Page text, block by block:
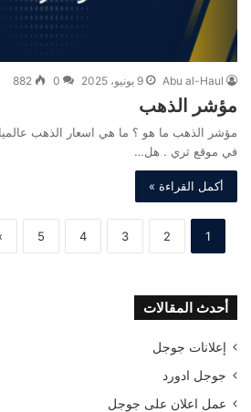
Abu al-Haul 9 يونيو، 2025 0
882
مؤشر الذهب
مؤشر الذهب ما هو ؟ ما هي اسعار الذهب عالميا
في موقع ثري . هل…
أكمل القراءة »
1
2
3
4
5
أحدث المقالات
إعلانات جوجل
جوجل ادورد
عمل اعلان على جوجل